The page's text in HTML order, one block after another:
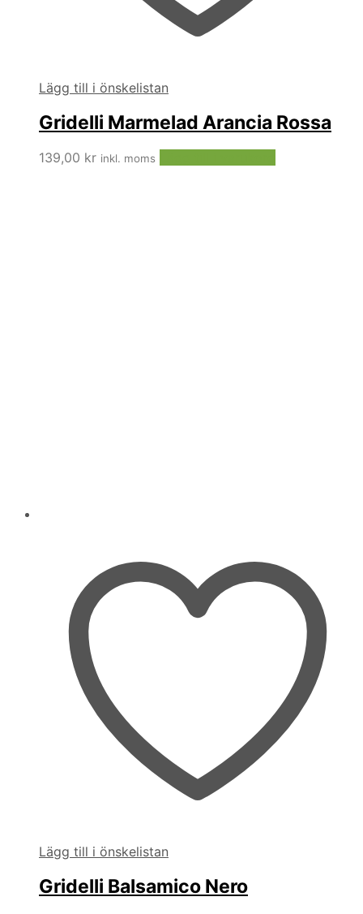
Lägg till i önskelistan
Gridelli Marmelad Arancia Rossa
139,00 kr inkl. moms
Lägg till i önskelistan
Gridelli Balsamico Nero